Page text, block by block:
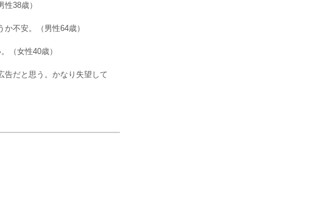
38歳）
不安。（男性64歳）
（女性40歳）
告だと思う。かなり失望して